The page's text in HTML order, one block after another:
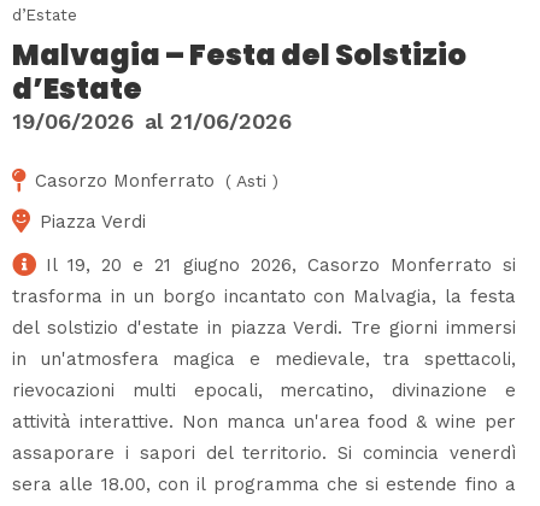
d’Estate
Malvagia – Festa del Solstizio
d’Estate
19/06/2026 al 21/06/2026
Casorzo Monferrato ( Asti )
Piazza Verdi
Il 19, 20 e 21 giugno 2026, Casorzo Monferrato si
trasforma in un borgo incantato con Malvagia, la festa
del solstizio d'estate in piazza Verdi. Tre giorni immersi
in un'atmosfera magica e medievale, tra spettacoli,
rievocazioni multi epocali, mercatino, divinazione e
attività interattive. Non manca un'area food & wine per
assaporare i sapori del territorio. Si comincia venerdì
sera alle 18.00, con il programma che si estende fino a